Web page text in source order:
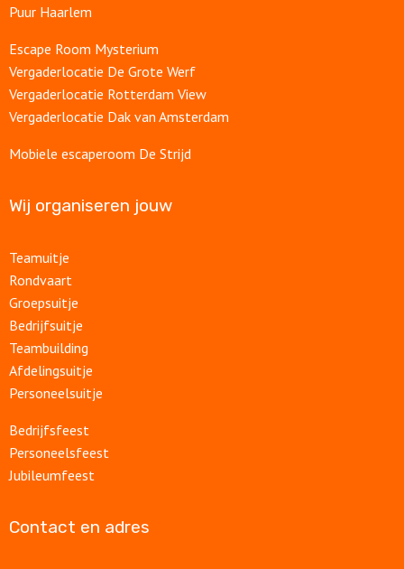
Puur Haarlem
Escape Room Mysterium
Vergaderlocatie De Grote Werf
Vergaderlocatie Rotterdam View
Vergaderlocatie Dak van Amsterdam
Mobiele escaperoom De Strijd
Wij organiseren jouw
Teamuitje
Rondvaart
Groepsuitje
Bedrijfsuitje
Teambuilding
Afdelingsuitje
Personeelsuitje
Bedrijfsfeest
Personeelsfeest
Jubileumfeest
Contact en adres